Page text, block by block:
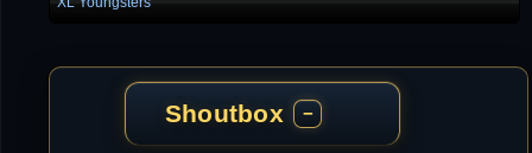
Shoutbox −